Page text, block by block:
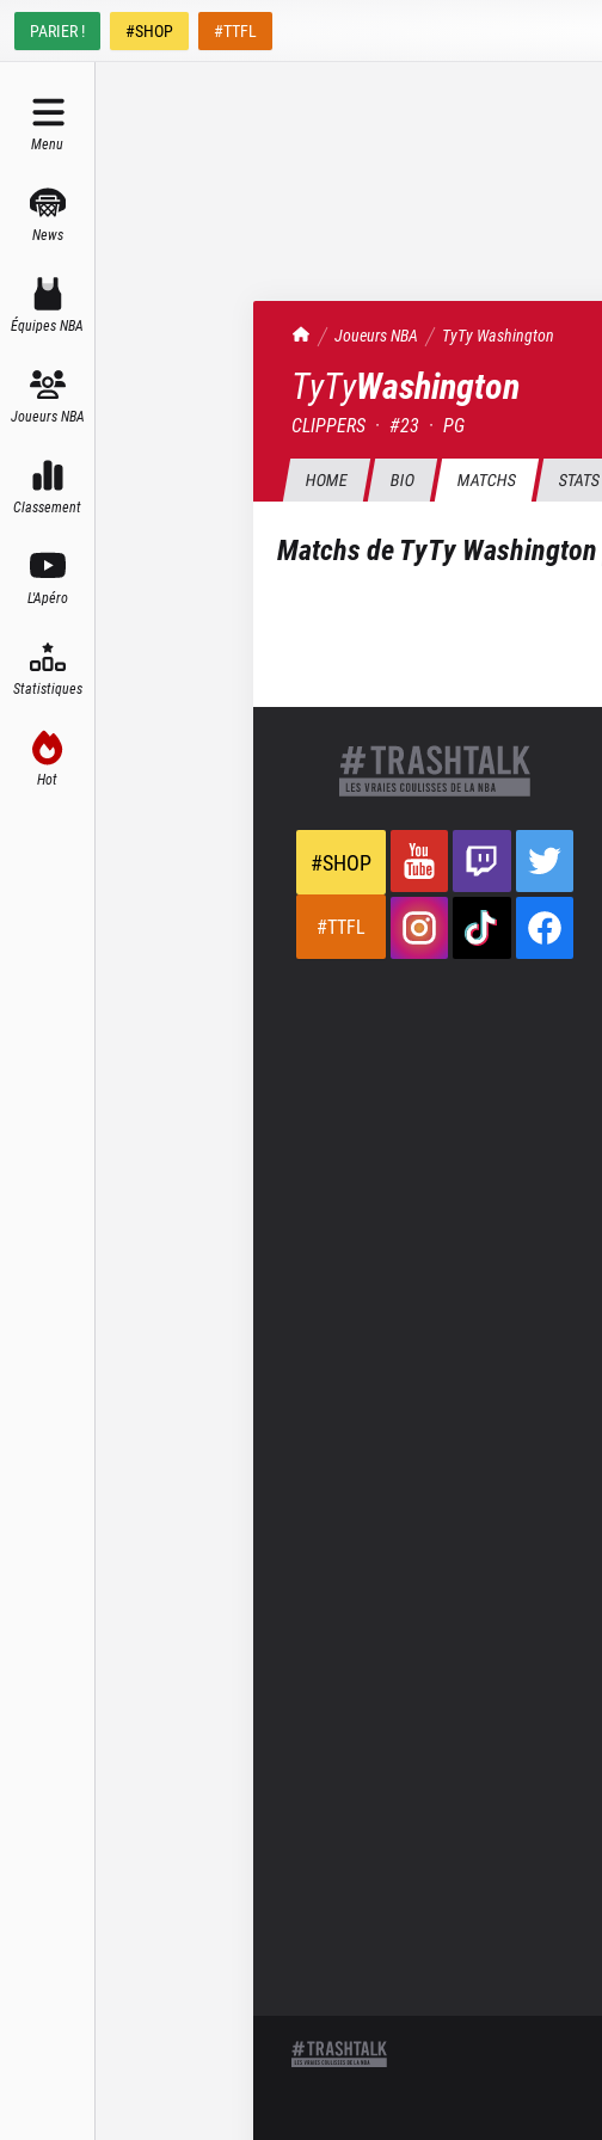
PARIER ! #SHOP #TTFL
Menu
News
Équipes NBA
Joueurs NBA
Classement
L'Apéro
Statistiques
Hot
TrashTalk Actu NBA
Joueurs NBA TyTy Washington
TyTyWashington
CLIPPERS · #23 · PG
HOME BIO MATCHS STATS
Matchs deTyTy Washington
#SHOP
#TTFL